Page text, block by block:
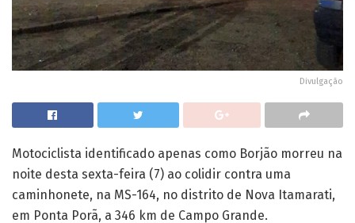
Divulgação
Motociclista identificado apenas como Borjão morreu na
noite desta sexta-feira (7) ao colidir contra uma
caminhonete, na MS-164, no distrito de Nova Itamarati,
em Ponta Porã, a 346 km de Campo Grande.